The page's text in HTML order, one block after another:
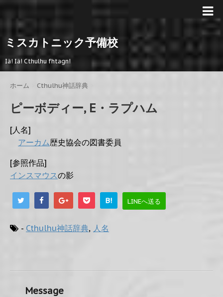
ミスカトニック予備校
Iä! Iä! Cthulhu fhtagn!
ホーム Cthulhu神話辞典
ピーボディー, E・ラプハム
[人名]
アーカム歴史協会の図書委員
[参照作品]
インスマウスの影
B! LINEへ送る
- Cthulhu神話辞典, 人名
Message